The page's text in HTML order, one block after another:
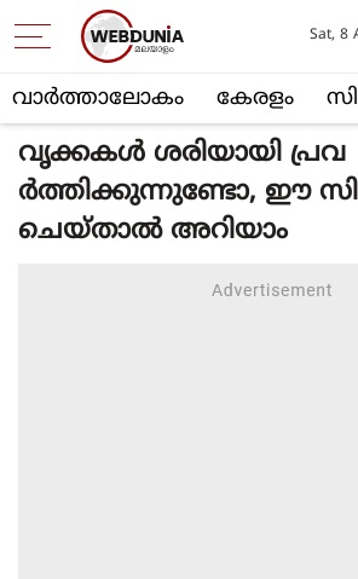
വാര്‍ത്താലോകം കേരളം
Sat, 8
വൃക്കകള്‍ ശരിയായി പ്രവ
ര്‍ത്തിക്കുന്നുണ്ടോ, ഈ
ചെയ്താല്‍ അറിയാം